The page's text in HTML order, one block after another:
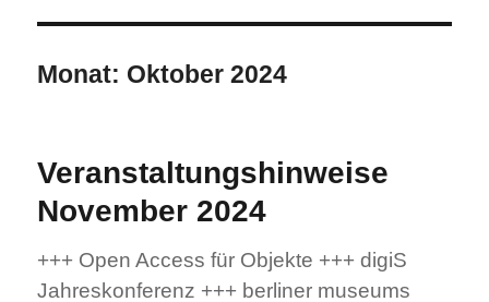
Monat: Oktober 2024
Veranstaltungshinweise
November 2024
+++ Open Access für Objekte +++ digiS
Jahreskonferenz +++ berliner museums